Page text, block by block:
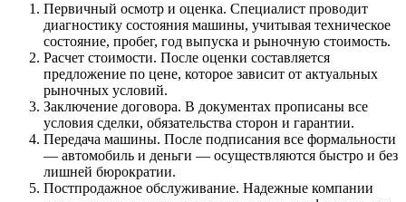
Первичный осмотр и оценка. Специалист проводит
диагностику состояния машины, учитывая техническое
состояние, пробег, год выпуска и рыночную стоимость.
Расчет стоимости. После оценки составляется
предложение по цене, которое зависит от актуальных
рыночных условий.
Заключение договора. В документах прописаны все
условия сделки, обязательства сторон и гарантии.
Передача машины. После подписания все формальности
— автомобиль и деньги — осуществляются быстро и без
лишней бюрократии.
Постпродажное обслуживание. Надежные компании